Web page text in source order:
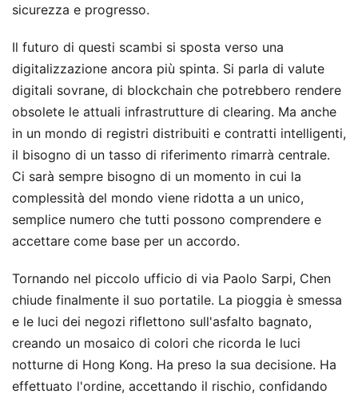
sicurezza e progresso.
Il futuro di questi scambi si sposta verso una
digitalizzazione ancora più spinta. Si parla di valute
digitali sovrane, di blockchain che potrebbero rendere
obsolete le attuali infrastrutture di clearing. Ma anche
in un mondo di registri distribuiti e contratti intelligenti,
il bisogno di un tasso di riferimento rimarrà centrale.
Ci sarà sempre bisogno di un momento in cui la
complessità del mondo viene ridotta a un unico,
semplice numero che tutti possono comprendere e
accettare come base per un accordo.
Tornando nel piccolo ufficio di via Paolo Sarpi, Chen
chiude finalmente il suo portatile. La pioggia è smessa
e le luci dei negozi riflettono sull'asfalto bagnato,
creando un mosaico di colori che ricorda le luci
notturne di Hong Kong. Ha preso la sua decisione. Ha
effettuato l'ordine, accettando il rischio, confidando